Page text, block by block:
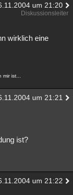
um 21:20
Diskussionsleiter
wirklich eine
ist...
um 21:21
ist?
um 21:22